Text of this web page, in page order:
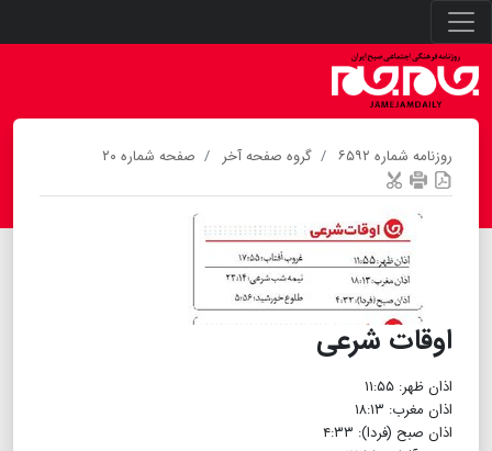
روزنامه شماره ۶۵۹۲ گروه صفحه آخر صفحه شماره ۲۰
اوقات شرعی
اذان ظهر: ۱۱:۵۵
اذان مغرب: ۱۸:۱۳
اذان صبح (فردا): ۴:۳۳